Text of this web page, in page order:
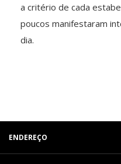
a critério de cada
poucos manifestaram
dia.
ENDEREÇO